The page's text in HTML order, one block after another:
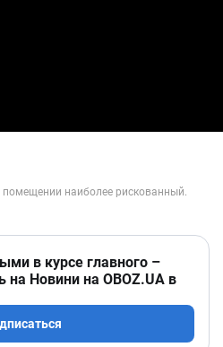
в курсе главного –
на Новини на OBOZ.UA в